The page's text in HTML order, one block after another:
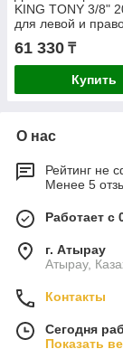
KING TONY 3/8"
для левой и
резьбы 34362-2DG
61 330 ₸
Купить
О нас
Рейтинг не
Менее 5
Работает с
г. Атырау
Атырау,
Контакты
Сегодня
Показать